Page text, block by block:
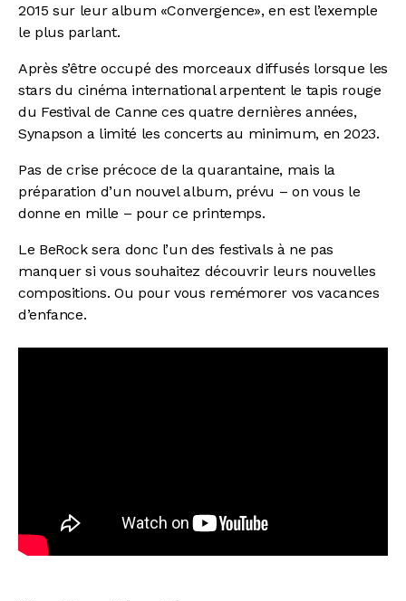
2015 sur leur album «Convergence», en est l’exemple
le plus parlant.
Après s’être occupé des morceaux diffusés lorsque les
stars du cinéma international arpentent le tapis rouge
du Festival de Canne ces quatre dernières années,
Synapson a limité les concerts au minimum, en 2023.
Pas de crise précoce de la quarantaine, mais la
préparation d’un nouvel album, prévu – on vous le
donne en mille – pour ce printemps.
Le BeRock sera donc l’un des festivals à ne pas
manquer si vous souhaitez découvrir leurs nouvelles
compositions. Ou pour vous remémorer vos vacances
d’enfance.